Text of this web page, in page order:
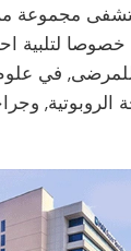
مجموعة
لتلبية
للمرضى, في
الروبوتية,